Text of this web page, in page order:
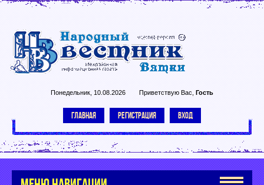
Понедельник, 10.08.2026 Приветствую Вас Гость
ГЛАВНАЯ РЕГИСТРАЦИЯ ВХОД